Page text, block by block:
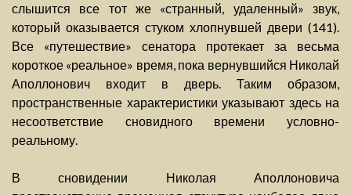
слышится все тот же «странный, удаленный» звук,
который оказывается стуком хлопнувшей двери (141).
Все «путешествие» сенатора протекает за весьма
короткое «реальное» время, пока вернувшийся Николай
Аполлонович входит в дверь. Таким образом,
пространственные характеристики указывают здесь на
несоответствие сновидного времени условно-
реальному.
В сновидении Николая Аполлоновича